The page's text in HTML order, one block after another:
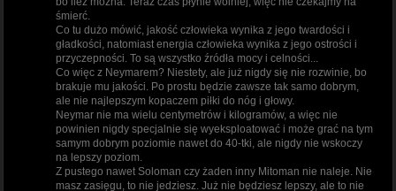
śmierć.
Co tu dużo mówić, jakość człowieka wynika z jego twardości i
gładkości, natomiast energia człowieka wynika z jego ostrości i
przyczepności. To są wszystko źródła mocy i celności...
Co więc z Neymarem? Niestety, ale już nigdy się nie rozwinie, bo
brakuje mu jakości. Po prostu będzie zawsze tak samo dobrym,
ale nie najlepszym kopaczem piłki do nóg i głowy.
Neymar nie ma wielu centymetrów i kilogramów, a więc nie
powinien nigdy specjalnie się wyeksploatować i może grać na tym
samym dobrym poziomie nawet do 40-tki, ale nigdy nie wskoczy
na lepszy poziom.
Z pustego nawet Soloman czy żaden inny Mitoman nie naleje. Nie
masz zasięgu, to nie jedziesz. Już nie będziesz lepszy, ale to nie